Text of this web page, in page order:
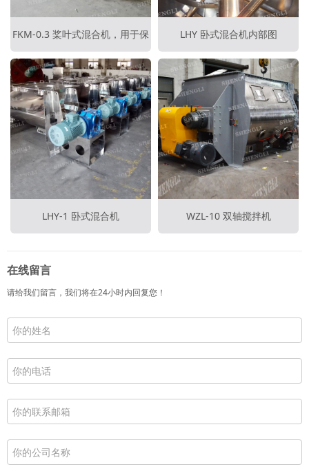
FKM-0.3 桨叶式混合机，用于保
健品加工
LHY 卧式混合机内部图
LHY-1 卧式混合机 WZL-10 双轴搅拌机
在线留言
请给我们留言，我们将在24小时内回复您！